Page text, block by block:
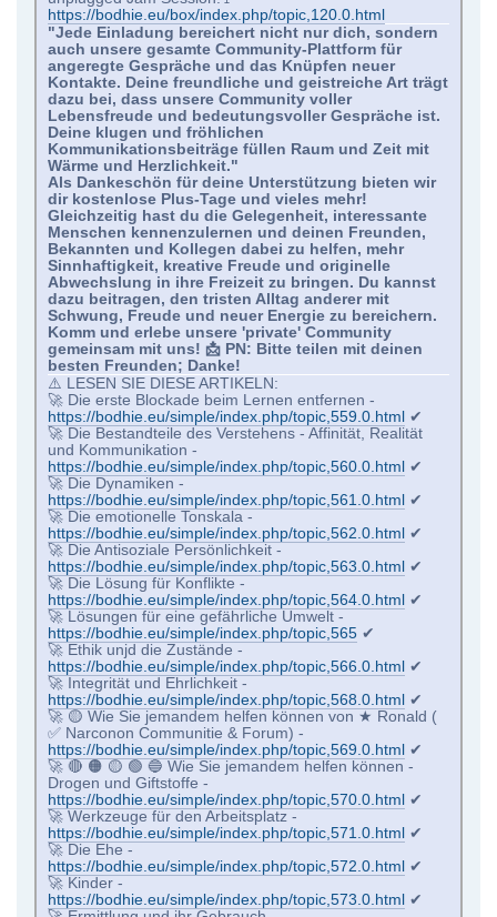
https://bodhie.eu/box/index.php/topic,120.0.html
"Jede Einladung bereichert nicht nur dich, sondern
auch unsere gesamte Community-Plattform für
angeregte Gespräche und das Knüpfen neuer
Kontakte. Deine freundliche und geistreiche Art trägt
dazu bei, dass unsere Community voller
Lebensfreude und bedeutungsvoller Gespräche ist.
Deine klugen und fröhlichen
Kommunikationsbeiträge füllen Raum und Zeit mit
Wärme und Herzlichkeit."
Als Dankeschön für deine Unterstützung bieten wir
dir kostenlose Plus-Tage und vieles mehr!
Gleichzeitig hast du die Gelegenheit, interessante
Menschen kennenzulernen und deinen Freunden,
Bekannten und Kollegen dabei zu helfen, mehr
Sinnhaftigkeit, kreative Freude und originelle
Abwechslung in ihre Freizeit zu bringen. Du kannst
dazu beitragen, den tristen Alltag anderer mit
Schwung, Freude und neuer Energie zu bereichern.
Komm und erlebe unsere 'private' Community
gemeinsam mit uns! 📩 PN: Bitte teilen mit deinen
besten Freunden; Danke!
⚠️ LESEN SIE DIESE ARTIKELN:
🚀 Die erste Blockade beim Lernen entfernen -
https://bodhie.eu/simple/index.php/topic,559.0.html ✔
🚀 Die Bestandteile des Verstehens - Affinität, Realität
und Kommunikation -
https://bodhie.eu/simple/index.php/topic,560.0.html ✔
🚀 Die Dynamiken -
https://bodhie.eu/simple/index.php/topic,561.0.html ✔
🚀 Die emotionelle Tonskala -
https://bodhie.eu/simple/index.php/topic,562.0.html ✔
🚀 Die Antisoziale Persönlichkeit -
https://bodhie.eu/simple/index.php/topic,563.0.html ✔
🚀 Die Lösung für Konflikte -
https://bodhie.eu/simple/index.php/topic,564.0.html ✔
🚀 Lösungen für eine gefährliche Umwelt -
https://bodhie.eu/simple/index.php/topic,565 ✔
🚀 Ethik unjd die Zustände -
https://bodhie.eu/simple/index.php/topic,566.0.html ✔
🚀 Integrität und Ehrlichkeit -
https://bodhie.eu/simple/index.php/topic,568.0.html ✔
🚀 🟡 Wie Sie jemandem helfen können von ★ Ronald (
✅ Narconon Communitie & Forum) -
https://bodhie.eu/simple/index.php/topic,569.0.html ✔
🚀 🔴 🟠 🟡 🟢 🔵 Wie Sie jemandem helfen können -
Drogen und Giftstoffe -
https://bodhie.eu/simple/index.php/topic,570.0.html ✔
🚀 Werkzeuge für den Arbeitsplatz -
https://bodhie.eu/simple/index.php/topic,571.0.html ✔
🚀 Die Ehe -
https://bodhie.eu/simple/index.php/topic,572.0.html ✔
🚀 Kinder -
https://bodhie.eu/simple/index.php/topic,573.0.html ✔